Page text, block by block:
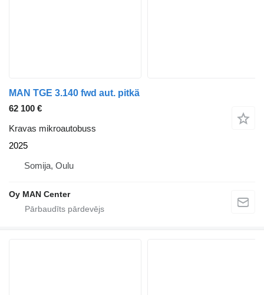
MAN TGE 3.140 fwd aut. pitkä
62 100 €
Kravas mikroautobuss
2025
Somija, Oulu
Oy MAN Center